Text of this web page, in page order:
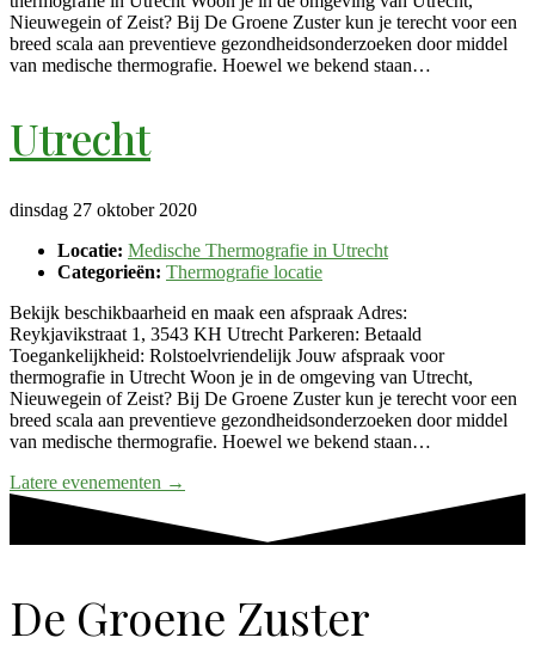
Nieuwegein of Zeist? Bij De Groene Zuster kun je terecht voor een
breed scala aan preventieve gezondheidsonderzoeken door middel
van medische thermografie. Hoewel we bekend staan…
Utrecht
dinsdag 27 oktober 2020
Locatie: Medische Thermografie in Utrecht
Categorieën: Thermografie locatie
Bekijk beschikbaarheid en maak een afspraak Adres:
Reykjavikstraat 1, 3543 KH Utrecht Parkeren: Betaald
Toegankelijkheid: Rolstoelvriendelijk Jouw afspraak voor
thermografie in Utrecht Woon je in de omgeving van Utrecht,
Nieuwegein of Zeist? Bij De Groene Zuster kun je terecht voor een
breed scala aan preventieve gezondheidsonderzoeken door middel
van medische thermografie. Hoewel we bekend staan…
Latere evenementen →
De Groene Zuster